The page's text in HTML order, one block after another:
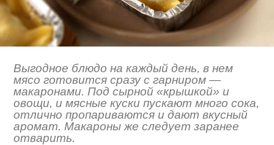
Выгодное блюдо на каждый день, в нем
мясо готовится сразу с гарниром —
макаронами. Под сырной «крышкой» и
овощи, и мясные куски пускают много сока,
отлично пропариваются и дают вкусный
аромат. Макароны же следует заранее
отварить.